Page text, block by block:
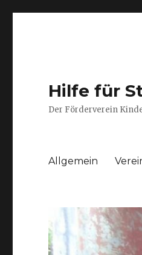
Hilfe für
Der Förderverein
Allgemein